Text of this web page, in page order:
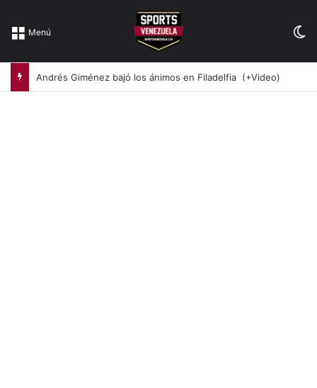
Menú
Andrés Giménez bajó los ánimos en Filadelfia (+Video)